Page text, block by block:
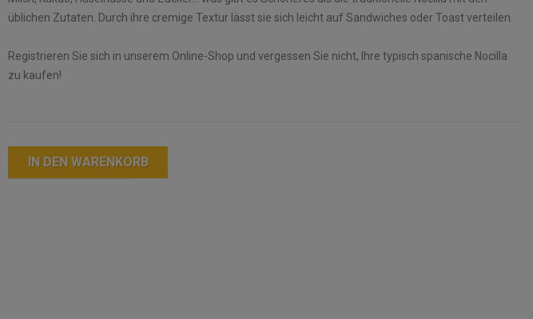
üblichen Zutaten. Durch ihre cremige Textur lässt sie sich leicht auf Sandwiches oder Toast verteilen.
Registrieren Sie sich in unserem Online-Shop und vergessen Sie nicht, Ihre typisch spanische Nocilla
zu kaufen!
IN DEN WARENKORB